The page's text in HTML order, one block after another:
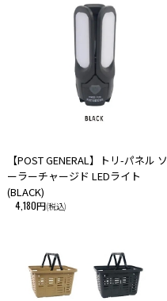
【POST GENERAL】トリ-パネル ソ
ーラーチャージド LEDライト
(BLACK)
4,180円(税込)